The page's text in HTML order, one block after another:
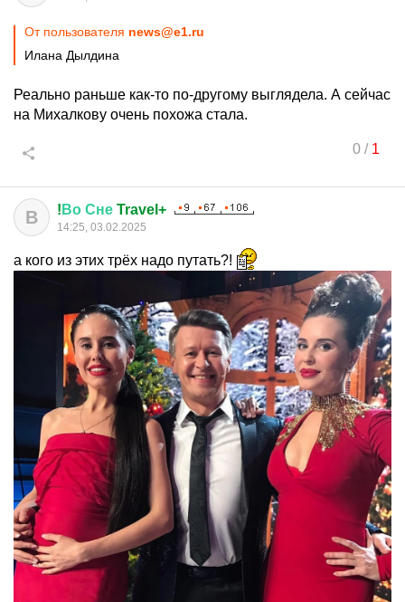
От пользователя news@e1.ru
Илана Дылдина
Реально раньше как-то по-другому выглядела. А сейчас
на Михалкову очень похожа стала.
0/ 1
В ! Во Сне Travel+
14:25, 03.02.2025
а кого из этих трёх надо путать?!